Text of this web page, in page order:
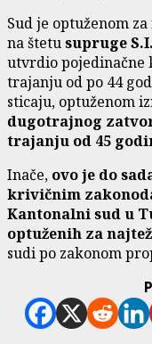
Sud je optuženom
na štetusupruge S.I.
utvrdio pojedinačne
trajanju od po 44
sticaju, optuženom
dugotrajnog
trajanju od 45
Inače, ovo je do
krivičnim
Kantonalni sud u
optuženih za
sudi po zakonom